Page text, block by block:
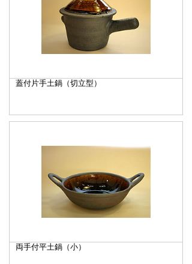
蓋付片手土鍋（切立型）
両手付平土鍋（小）